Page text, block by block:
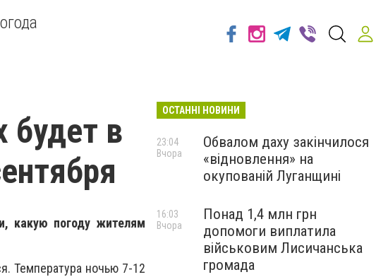
будет в
какую погоду жителям
Температура ночью 7-12
ОСТАННІ НОВИНИ
Обвалом даху закінчилося
«відновлення» на
окупованій Луганщині
23:04
Вчора
Понад 1,4 млн грн
допомоги виплатила
військовим Лисичанська
громада
16:03
Вчора